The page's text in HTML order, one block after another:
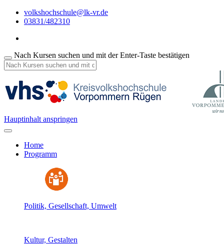
volkshochschule@lk-vr.de
03831/482310
Nach Kursen suchen und mit der Enter-Taste bestätigen
Hauptinhalt anspringen
Home
Programm
Politik, Gesellschaft, Umwelt
Kultur, Gestalten